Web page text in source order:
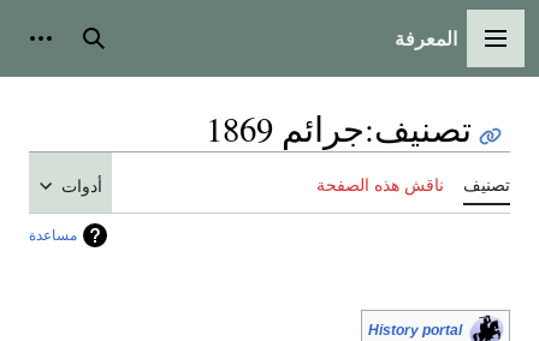
القائمة الرئيسية
المعرفة بحث
تصنيف:جرائم 1869
تصنيف ناقش هذه الصفحة أدوات
مساعدة
History portal